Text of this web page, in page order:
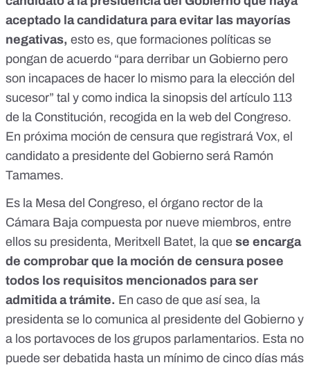
aceptado la candidatura para evitar las mayorías
negativas, esto es, que formaciones políticas se
pongan de acuerdo “para derribar un Gobierno pero
son incapaces de hacer lo mismo para la elección del
sucesor” tal y como indica la sinopsis del artículo 113
de la Constitución, recogida en la web del Congreso.
En próxima moción de censura que registrará Vox, el
candidato a presidente del Gobierno será Ramón
Tamames.
Es la Mesa del Congreso, el órgano rector de la
Cámara Baja compuesta por nueve miembros, entre
ellos su presidenta, Meritxell Batet, la que se encarga
de comprobar que la moción de censura posee
todos los requisitos mencionados para ser
admitida a trámite. En caso de que así sea, la
presidenta se lo comunica al presidente del Gobierno y
a los portavoces de los grupos parlamentarios. Esta no
puede ser debatida hasta un mínimo de cinco días más